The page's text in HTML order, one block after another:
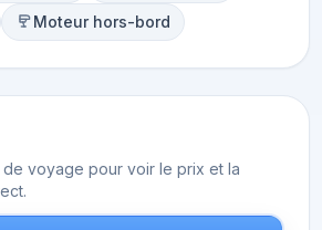
Moteur hors-bord
voyage pour voir le prix et la